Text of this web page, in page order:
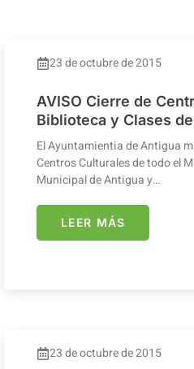
23 de octubre de 2015
AVISO Cierre de
Biblioteca y Clases
El Ayuntamientia de Antigua
Centros Culturales de todo el
Municipal de Antigua y…
LEER MÁS
23 de octubre de 2015